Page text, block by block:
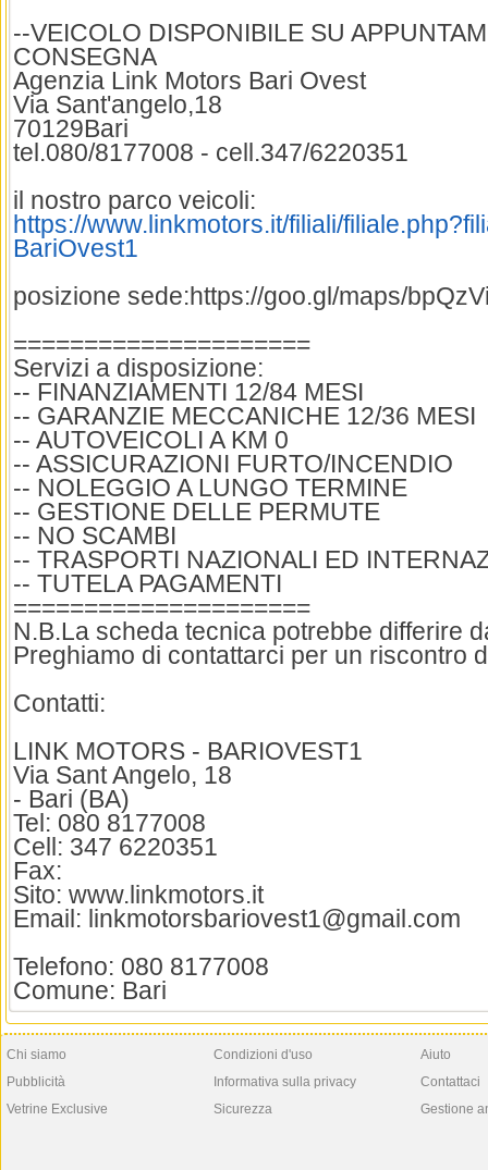
--VEICOLO DISPONIBILE SU
CONSEGNA
Agenzia Link Motors Bari Ovest
Via Sant'angelo,18
70129Bari
tel.080/8177008 - cell.347/6220351
il nostro parco veicoli:
https://www.linkmotors.it/filiali/
BariOvest1
posizione sede:https://goo.gl/maps/
=====================
Servizi a disposizione:
-- FINANZIAMENTI 12/84 MESI
-- GARANZIE MECCANICHE 12/36 MESI
-- AUTOVEICOLI A KM 0
-- ASSICURAZIONI FURTO/INCENDIO
-- NOLEGGIO A LUNGO TERMINE
-- GESTIONE DELLE PERMUTE
-- NO SCAMBI
-- TRASPORTI NAZIONALI ED
-- TUTELA PAGAMENTI
=====================
N.B.La scheda tecnica potrebbe differire
Preghiamo di contattarci per un riscontro
Contatti:
LINK MOTORS - BARIOVEST1
Via Sant Angelo, 18
- Bari (BA)
Tel: 080 8177008
Cell: 347 6220351
Fax:
Sito: www.linkmotors.it
Email: linkmotorsbariovest1@gmail.com
Telefono: 080 8177008
Comune: Bari
Chi siamo
Pubblicità
Vetrine Exclusive
Condizioni d'uso
Informativa sulla privacy
Sicurezza
Aiuto
Contattaci
Gestione